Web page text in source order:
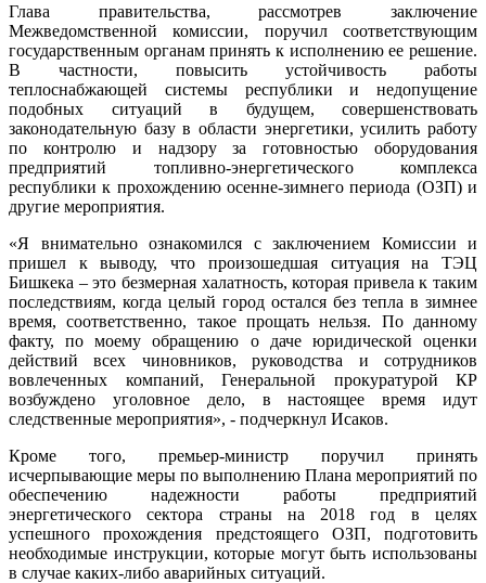
Глава правительства, рассмотрев заключение
Межведомственной комиссии, поручил соответствующим
государственным органам принять к исполнению ее решение.
В частности, повысить устойчивость работы
теплоснабжающей системы республики и недопущение
подобных ситуаций в будущем, совершенствовать
законодательную базу в области энергетики, усилить работу
по контролю и надзору за готовностью оборудования
предприятий топливно-энергетического комплекса
республики к прохождению осенне-зимнего периода (ОЗП) и
другие мероприятия.
«Я внимательно ознакомился с заключением Комиссии и
пришел к выводу, что произошедшая ситуация на ТЭЦ
Бишкека – это безмерная халатность, которая привела к таким
последствиям, когда целый город остался без тепла в зимнее
время, соответственно, такое прощать нельзя. По данному
факту, по моему обращению о даче юридической оценки
действий всех чиновников, руководства и сотрудников
вовлеченных компаний, Генеральной прокуратурой КР
возбуждено уголовное дело, в настоящее время идут
следственные мероприятия», - подчеркнул Исаков.
Кроме того, премьер-министр поручил принять
исчерпывающие меры по выполнению Плана мероприятий по
обеспечению надежности работы предприятий
энергетического сектора страны на 2018 год в целях
успешного прохождения предстоящего ОЗП, подготовить
необходимые инструкции, которые могут быть использованы
в случае каких-либо аварийных ситуаций.